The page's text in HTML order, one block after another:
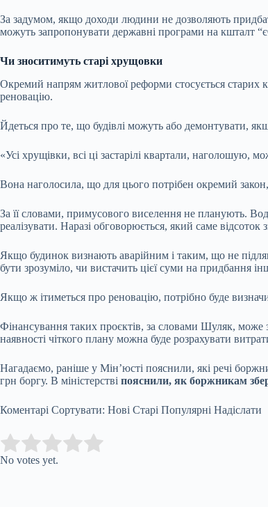
За задумом, якщо доходи людини не дозволяють
можуть запропонувати державні програми на кшталт
Чи зноситимуть старі хрущовки
Окремий напрям житлової реформи стосується старих
реновацію.
Йдеться про те, що будівлі можуть або демонтувати,
«Усі хрущівки, всі ці застарілі квартали,
Вона наголосила, що для цього потрібен окремий
За її словами, примусового виселення не планують.
реалізувати. Наразі обговорюється, який саме
Якщо будинок визнають аварійним і таким, що не
бути зрозуміло, чи вистачить цієї суми на придбання
Якщо ж ітиметься про реновацію, потрібно буде
Фінансування таких проєктів, за словами Шуляк, може
наявності чіткого плану можна буде розрахувати
Нагадаємо, раніше у Мін’юсті пояснили, які речі
грн боргу. В міністерстві пояснили, як боржникам
Коментарі Сортувати: Нові Старі Популярні Надіслати
Rate this item:
No votes yet.